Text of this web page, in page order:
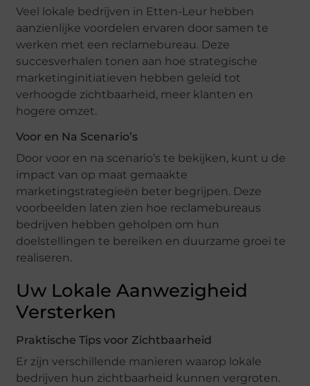
Veel lokale bedrijven in Etten-Leur hebben
aanzienlijke voordelen ervaren door samen te
werken met een reclamebureau. Deze
succesverhalen tonen aan hoe strategische
marketinginitiatieven hebben geleid tot
verhoogde zichtbaarheid, meer klanten en
hogere omzet.
Voor en Na Scenario’s
Door voor en na scenario’s te bekijken, kunt u de
impact van op maat gemaakte
marketingstrategieën beter begrijpen. Deze
voorbeelden laten zien hoe reclamebureaus
bedrijven hebben geholpen om hun
doelstellingen te bereiken en duurzame groei te
realiseren.
Uw Lokale Aanwezigheid
Versterken
Praktische Tips voor Zichtbaarheid
Er zijn verschillende manieren waarop lokale
bedrijven hun zichtbaarheid kunnen vergroten.